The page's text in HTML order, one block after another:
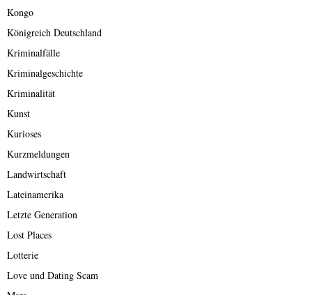
Kongo
Königreich Deutschland
Kriminalfälle
Kriminalgeschichte
Kriminalität
Kunst
Kurioses
Kurzmeldungen
Landwirtschaft
Lateinamerika
Letzte Generation
Lost Places
Lotterie
Love und Dating Scam